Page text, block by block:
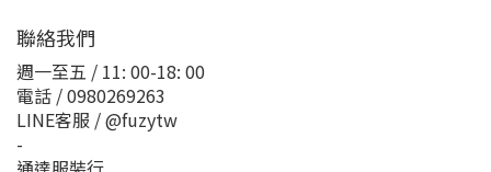
聯絡我們
週一至五 / 11: 00-18: 00
電話 / 0980269263
LINE客服 / @fuzytw
-